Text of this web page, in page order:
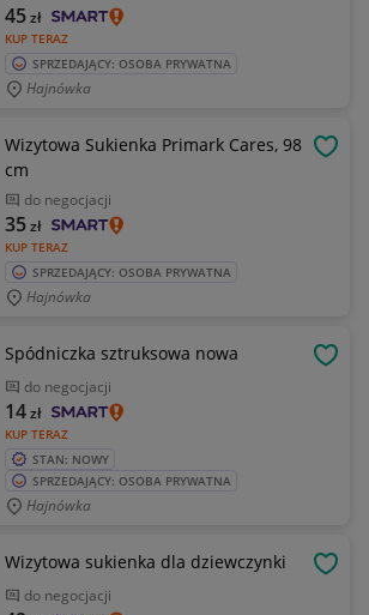
KUP TERAZ
45zł
SPRZEDAJĄCY: OSOBA PRYWATNA
Hajnówka
Wizytowa Sukienka Primark Cares, 98
cm
do negocjacji
KUP TERAZ
35zł
SPRZEDAJĄCY: OSOBA PRYWATNA
Hajnówka
Spódniczka sztruksowa nowa
do negocjacji
KUP TERAZ
14zł
STAN: NOWY
SPRZEDAJĄCY: OSOBA PRYWATNA
Hajnówka
Wizytowa sukienka dla dziewczynki
do negocjacji